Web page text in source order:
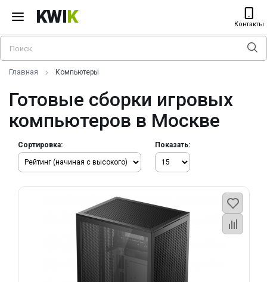
KWIK Контакты
Главная Компьютеры
Готовые сборки игровых
компьютеров в Москве
Сортировка: Показать: